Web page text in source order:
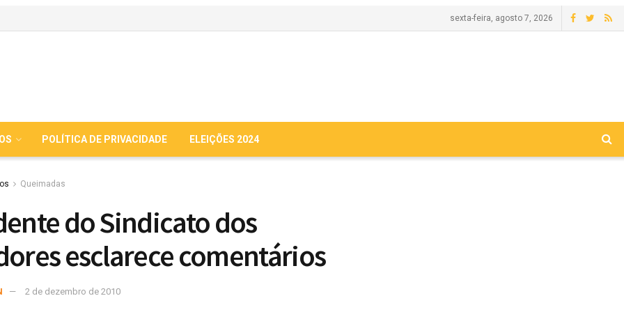
sexta-feira, agosto 7, 2026
POLÍTICA DE PRIVACIDADE ELEIÇÕES 2024
Queimadas
do Sindicato dos
esclarece comentários
2 de dezembro de 2010